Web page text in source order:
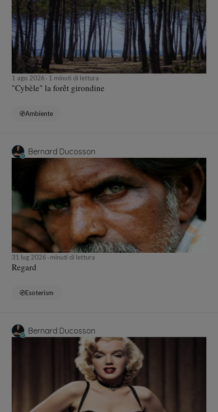
1 ago 2026 1 minuti di lettura
"Cybèle" la forêt girondine
Ambiente
Bernard Ducosson
31 lug 2026 minuti di lettura
Regard
Esoterism
Bernard Ducosson